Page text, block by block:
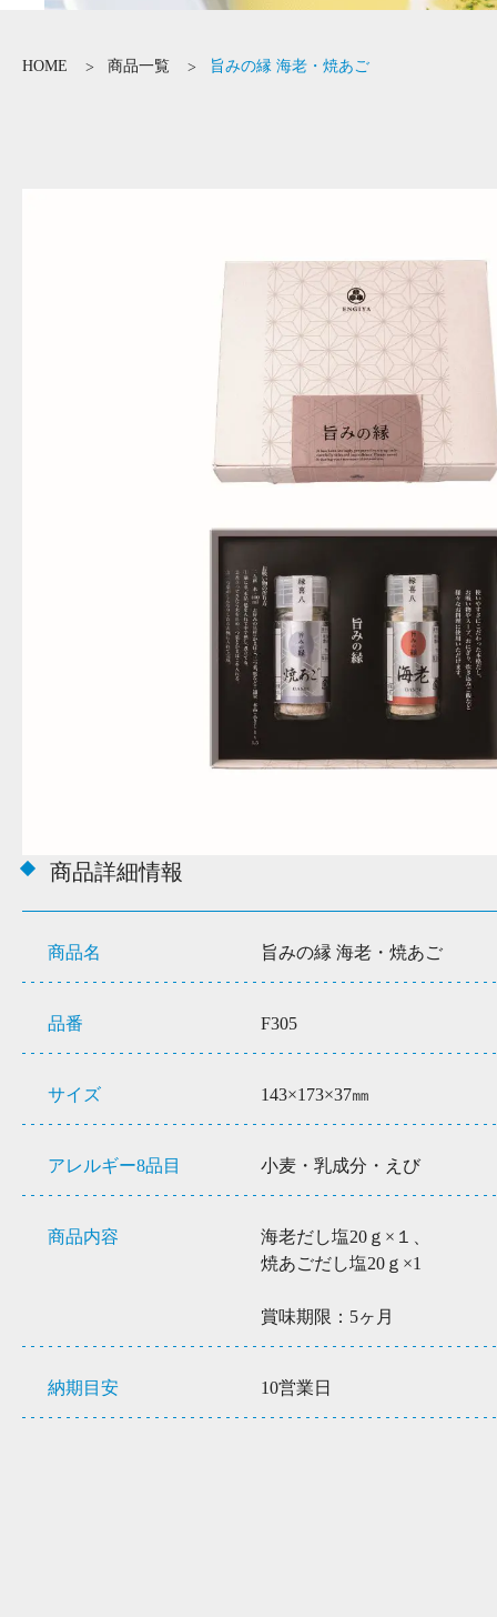
HOME 商品一覧 旨みの縁 海老・焼あご
商品詳細情報
商品名 旨みの縁 海老・焼あご
品番 F305
サイズ 143×173×37㎜
アレルギー8品目 小麦・乳成分・えび
商品内容
海老だし塩20ｇ×１、
焼あごだし塩20ｇ×1
賞味期限：5ヶ月
納期目安 10営業日